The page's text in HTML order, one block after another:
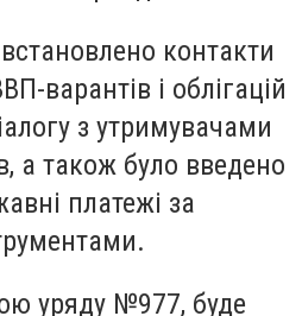
контакти
варантів і облігацій
з утримувачами
а також було введено
платежі за
уряду №977, буде